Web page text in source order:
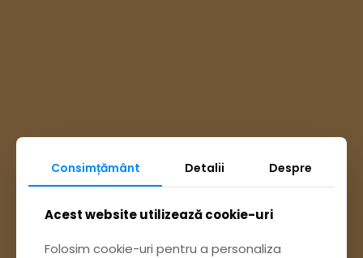
Ai întrebări? Accesează
Pagina Contact
Consimțământ Detalii Despre
Acest website utilizează cookie-uri
Folosim cookie-uri pentru a personaliza